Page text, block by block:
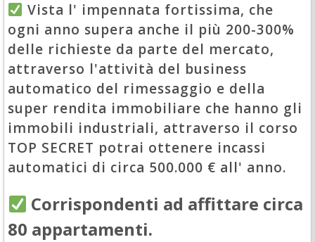
Vista l' impennata fortissima, che
ogni anno supera anche il più 200-300%
delle richieste da parte del mercato,
attraverso l'attività del business
automatico del rimessaggio e della
super rendita immobiliare che hanno gli
immobili industriali, attraverso il corso
TOP SECRET potrai ottenere incassi
automatici di circa 500.000 € all' anno.
Corrispondenti ad affittare circa
80 appartamenti.